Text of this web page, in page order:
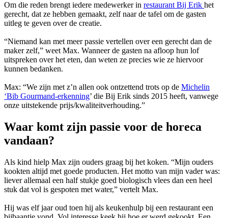
Om die reden brengt iedere medewerker in restaurant Bij Erik het
gerecht, dat ze hebben gemaakt, zelf naar de tafel om de gasten
uitleg te geven over de creatie.
“Niemand kan met meer passie vertellen over een gerecht dan de
maker zelf,” weet Max. Wanneer de gasten na afloop hun lof
uitspreken over het eten, dan weten ze precies wie ze hiervoor
kunnen bedanken.
Max: “We zijn met z’n allen ook ontzettend trots op de Michelin
‘Bib Gourmand-erkenning’ die Bij Erik sinds 2015 heeft, vanwege
onze uitstekende prijs/kwaliteitverhouding.”
Waar komt zijn passie voor de horeca
vandaan?
Als kind hielp Max zijn ouders graag bij het koken. “Mijn ouders
kookten altijd met goede producten. Het motto van mijn vader was:
liever allemaal een half stukje goed biologisch vlees dan een heel
stuk dat vol is gespoten met water,” vertelt Max.
Hij was elf jaar oud toen hij als keukenhulp bij een restaurant een